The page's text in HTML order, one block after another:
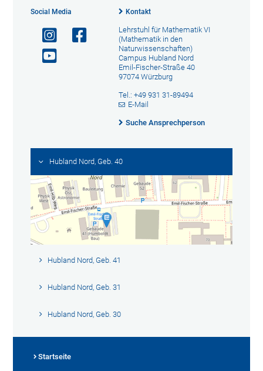
Social Media Kontakt
Lehrstuhl für Mathematik VI
(Mathematik in den
Naturwissenschaften)
Campus Hubland Nord
Emil-Fischer-Straße 40
97074 Würzburg
Tel.: +49 931 31-89494
E-Mail
Suche Ansprechperson
Hubland Nord, Geb. 40
Hubland Nord, Geb. 41
Hubland Nord, Geb. 31
Hubland Nord, Geb. 30
Startseite